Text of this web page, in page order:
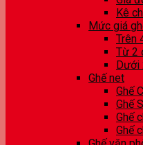
Kê
Mức giá
Trên
Từ 2
Dưới
Ghế net
Ghế
Ghế
Ghế
Ghế